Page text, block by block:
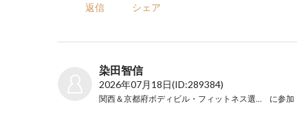
返信 シェア
染田智信
2026年07月18日(ID:289384)
に参加